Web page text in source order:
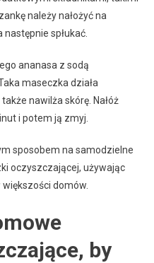
należy nałożyć na
spłukać.
ananasa z sodą
maseczka działa
nawilża skórę. Nałóż
i potem ją zmyj.
sposobem na samodzielne
oczyszczającej, używając
domów.
by